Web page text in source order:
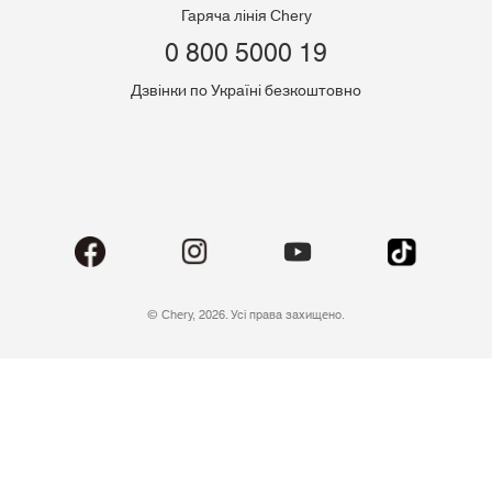
Гаряча лінія Chery
0 800 5000 19
Дзвінки по Україні безкоштовно
© Chery, 2026. Усі права захищено.